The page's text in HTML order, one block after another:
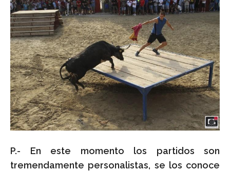
P.- En este momento los partidos son
tremendamente personalistas, se los conoce